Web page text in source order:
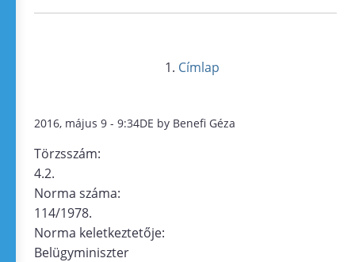
Címlap
2016, május 9 - 9:34DE by Benefi Géza
Törzsszám:
4.2.
Norma száma:
114/1978.
Norma keletkeztetője:
Belügyminiszter